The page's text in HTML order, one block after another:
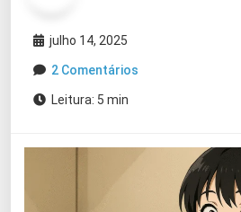
julho 14, 2025
2 Comentários
Leitura: 5 min